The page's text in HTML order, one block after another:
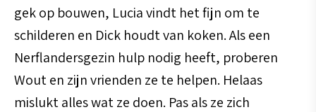
gek op bouwen, Lucia vindt het fijn om te
schilderen en Dick houdt van koken. Als een
Nerflandersgezin hulp nodig heeft, proberen
Wout en zijn vrienden ze te helpen. Helaas
mislukt alles wat ze doen. Pas als ze zich